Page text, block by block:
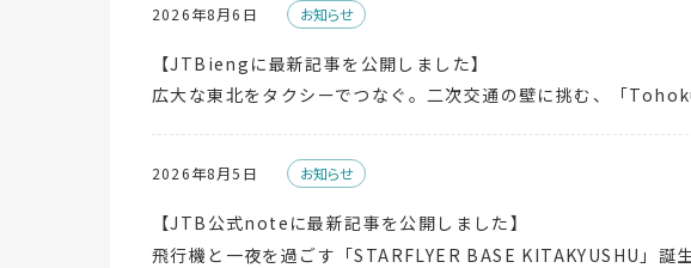
2026年8月6日 お知らせ
【JTBiengに最新記事を公開しました】
広大な東北をタクシーでつなぐ。二次交通の壁に挑む、「
2026年8月5日 お知らせ
【JTB公式noteに最新記事を公開しました】
飛行機と一夜を過ごす「STARFLYER BASE KITAKYUSHU」誕